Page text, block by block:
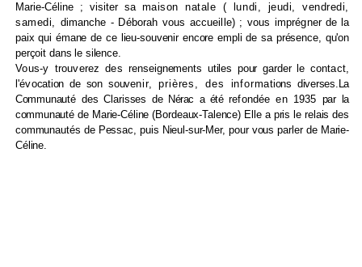
Marie-Céline ; visiter sa maison natale ( lundi, jeudi, vendredi,
samedi, dimanche - Déborah vous accueille) ; vous imprégnerde la
paix qui émane de ce lieu-souvenir encore emplide sa présence, qu'on
perçoit dans le silence.
Vous-y trouverez des renseignements utiles pour garder le contact,
l'évocation de son souvenir, prières, des informations diverses. La
Communauté des Clarissesde Nérac a étérefondée en 1935 par la
communauté de Marie-Céline (Bordeaux-Talence) Elle a pris le relais des
communautés de Pessac, puis Nieul-sur-Mer, pour vous parler de Marie-
Céline.